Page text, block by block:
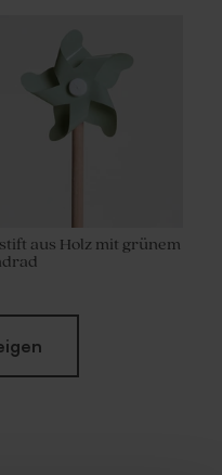
aus Holz mit grünem